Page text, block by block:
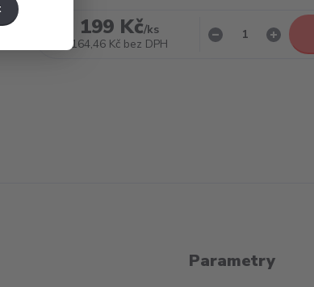
199 Kč/ks
164,46 Kč bez DPH
Parametry